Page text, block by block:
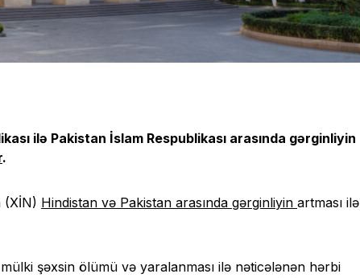
ilə Pakistan İslam Respublikası arasında gərginliyin
.
(XİN) Hindistan və Pakistan arasında gərginliyin artması ilə
şəxsin ölümü və yaralanması ilə nəticələnən hərbi